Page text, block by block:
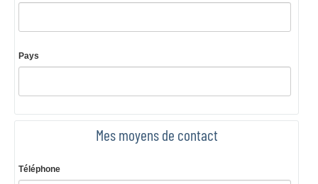
Pays
Mes moyens de contact
Téléphone